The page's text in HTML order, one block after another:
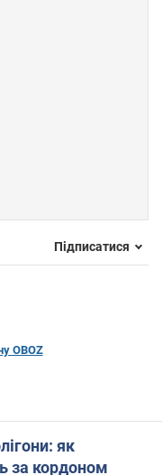
Підписатися
OBOZ
як
за кордоном